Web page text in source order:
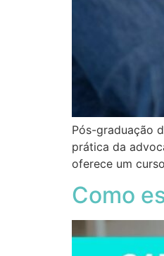
Pós-graduação
prática da
oferece um
Como